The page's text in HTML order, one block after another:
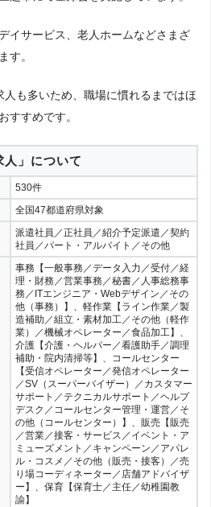
イサービス、老人ホームなどさまざ
す。
も多いため、職場に慣れるまではほ
すすめです。
人」について
530件
全国47都道府県対象
派遣社員／正社員／紹介予定派遣／契約
社員／パート・アルバイト／その他
事務【一般事務／データ入力／受付／経
理・財務／営業事務／秘書／人事総務事
務／ITエンジニア・Webデザイン／その
他（事務）】、軽作業【ライン作業／製
造補助／組立・素材加工／その他（軽作
業）／機械オペレーター／食品加工】、
介護【介護・ヘルパー／看護助手／調理
補助・院内清掃等】、コールセンター
【受信オペレーター／発信オペレーター
／SV（スーパーバイザー）／カスタマー
サポート／テクニカルサポート／ヘルプ
デスク／コールセンター管理・運営／そ
の他（コールセンター）】、販売【販売
／営業／接客・サービス／イベント・ア
ミューズメント／キャンペーン／アパレ
ル・コスメ／その他（販売・接客）／売
り場コーディネーター／店舗アドバイザ
ー】、保育【保育士／主任／幼稚園教
諭】